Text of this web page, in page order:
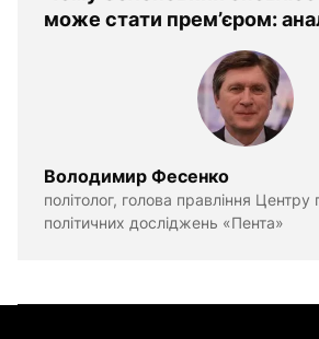
може стати прем’єром:
Володимир Фесенко
політолог, голова правління
політичних досліджень «Пента»